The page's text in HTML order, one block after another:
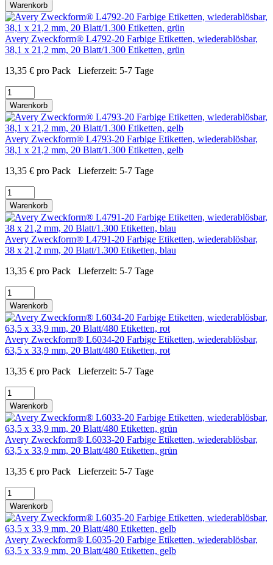
Warenkorb
Avery Zweckform® L4792-20 Farbige Etiketten, wiederablösbar,
38,1 x 21,2 mm, 20 Blatt/1.300 Etiketten, grün
13,35 € pro Pack Lieferzeit: 5-7 Tage
Warenkorb
Avery Zweckform® L4793-20 Farbige Etiketten, wiederablösbar,
38,1 x 21,2 mm, 20 Blatt/1.300 Etiketten, gelb
13,35 € pro Pack Lieferzeit: 5-7 Tage
Warenkorb
Avery Zweckform® L4791-20 Farbige Etiketten, wiederablösbar,
38 x 21,2 mm, 20 Blatt/1.300 Etiketten, blau
13,35 € pro Pack Lieferzeit: 5-7 Tage
Warenkorb
Avery Zweckform® L6034-20 Farbige Etiketten, wiederablösbar,
63,5 x 33,9 mm, 20 Blatt/480 Etiketten, rot
13,35 € pro Pack Lieferzeit: 5-7 Tage
Warenkorb
Avery Zweckform® L6033-20 Farbige Etiketten, wiederablösbar,
63,5 x 33,9 mm, 20 Blatt/480 Etiketten, grün
13,35 € pro Pack Lieferzeit: 5-7 Tage
Warenkorb
Avery Zweckform® L6035-20 Farbige Etiketten, wiederablösbar,
63,5 x 33,9 mm, 20 Blatt/480 Etiketten, gelb